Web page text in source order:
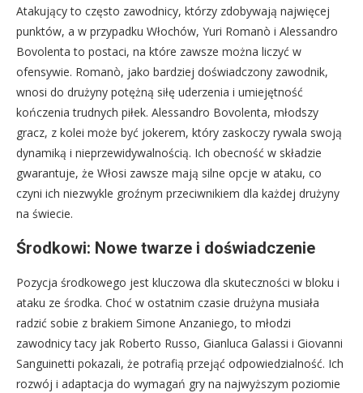
Atakujący to często zawodnicy, którzy zdobywają najwięcej
punktów, a w przypadku Włochów, Yuri Romanò i Alessandro
Bovolenta to postaci, na które zawsze można liczyć w
ofensywie. Romanò, jako bardziej doświadczony zawodnik,
wnosi do drużyny potężną siłę uderzenia i umiejętność
kończenia trudnych piłek. Alessandro Bovolenta, młodszy
gracz, z kolei może być jokerem, który zaskoczy rywala swoją
dynamiką i nieprzewidywalnością. Ich obecność w składzie
gwarantuje, że Włosi zawsze mają silne opcje w ataku, co
czyni ich niezwykle groźnym przeciwnikiem dla każdej drużyny
na świecie.
Środkowi: Nowe twarze i doświadczenie
Pozycja środkowego jest kluczowa dla skuteczności w bloku i
ataku ze środka. Choć w ostatnim czasie drużyna musiała
radzić sobie z brakiem Simone Anzaniego, to młodzi
zawodnicy tacy jak Roberto Russo, Gianluca Galassi i Giovanni
Sanguinetti pokazali, że potrafią przejąć odpowiedzialność. Ich
rozwój i adaptacja do wymagań gry na najwyższym poziomie